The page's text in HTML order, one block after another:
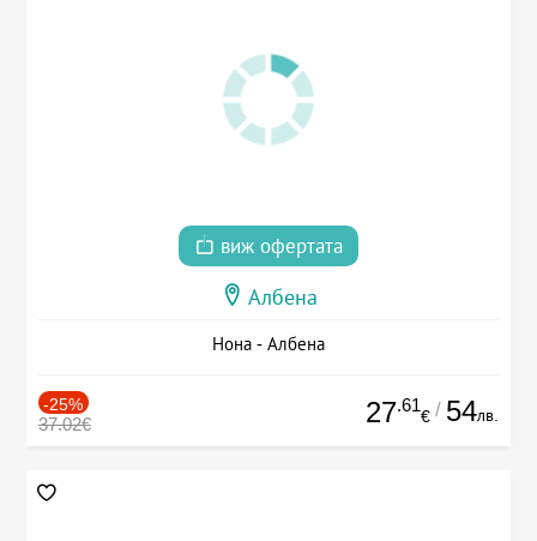
виж офертата
Албена
Нона - Албена
-25%
37.02€ 27.61
€ / 54лв.